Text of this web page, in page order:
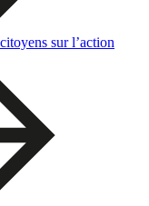
sur l’action